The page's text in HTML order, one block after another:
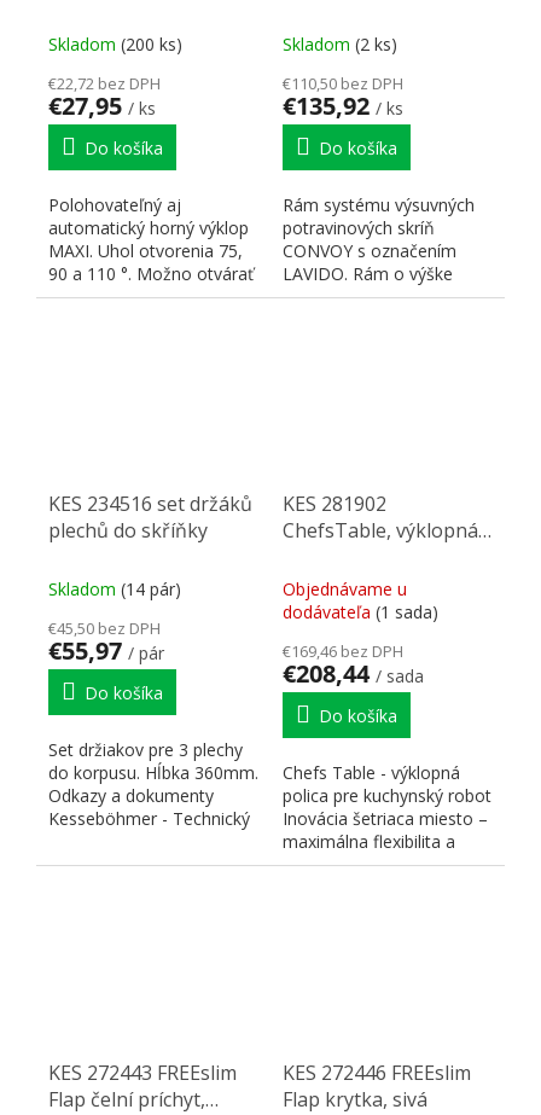
Skladom (200 ks)
€22,72 bez DPH
€27,95 / ks
Do košíka
Polohovateľný aj
automatický horný výklop
MAXI. Uhol otvorenia 75,
90 a 110 °. Možno otvárať
aj pomocou...
Skladom (2 ks)
€110,50 bez DPH
€135,92 / ks
Do košíka
Rám systému výsuvných
potravinových skríň
CONVOY s označením
LAVIDO. Rám o výške
1600-1700mm. Výsuv:
KES 234516 set držáků
plechů do skříňky
Skladom (14 pár)
€45,50 bez DPH
€55,97 / pár
Do košíka
Set držiakov pre 3 plechy
do korpusu. Hĺbka 360mm.
Odkazy a dokumenty
Kesseböhmer - Technický
KES 281902
ChefsTable, výklopná
robot, antracit
Objednávame u
dodávateľa (1 sada)
€169,46 bez DPH
€208,44 / sada
Do košíka
Chefs Table - výklopná
polica pre kuchynský robot
Inovácia šetriaca miesto –
maximálna flexibilita a
nosnosť 19 kg...
KES 272443 FREEslim
Flap čelní príchyt,
KES 272446 FREEslim
Flap krytka, sivá